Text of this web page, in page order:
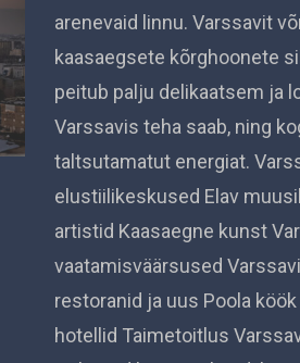
arenevaid linnu. Varssavit
kaasaegsete kõrghoonete
peitub palju delikaatsem ja
Varssavis teha saab, ning
taltsutamatut energiat.
elustiilikeskused Elav
artistid Kaasaegne kunst
vaatamisväärsused
restoranid ja uus Poola
hotellid Taimetoitlus